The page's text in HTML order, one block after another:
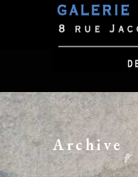
Archive